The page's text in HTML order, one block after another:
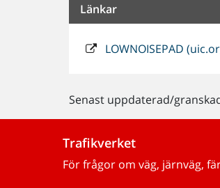
Länkar
LOWNOISEPAD
Senast uppdaterad/
Trafikverket
För frågor om väg, järnväg,